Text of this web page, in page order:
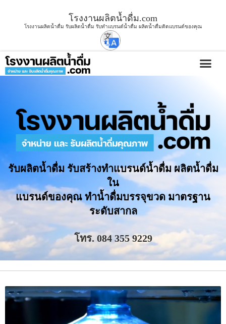
โรงงานผลิตน้ำดื่ม.com
โรงงานผลิตน้ำดื่ม รับผลิตน้ำดื่ม รับทำแบรนด์น้ำดื่ม ผลิตน้ำดื่มติดแบรนด์ของคุณ
รับผลิตน้ำดื่ม รับสร้างทำแบรนด์น้ำดื่ม ผลิตน้ำดื่ม
ใน
แบรนด์ของคุณ ทำน้ำดื่มบรรจุขวด มาตรฐาน
ระดับสากล
โทร. 084 355 9229